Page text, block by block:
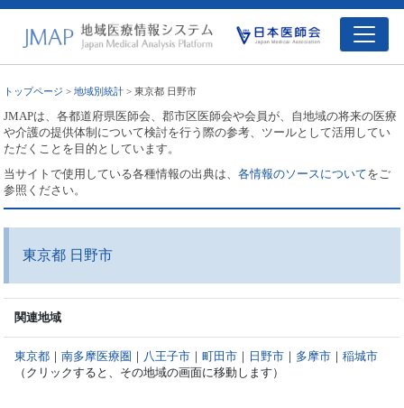
トップページ >地域別統計 > 東京都 日野市
JMAPは、各都道府県医師会、郡市区医師会や会員が、自地域の将来の医療
や介護の提供体制について検討を行う際の参考、ツールとして活用してい
ただくことを目的としています。
当サイトで使用している各種情報の出典は、各情報のソースについてをご
参照ください。
東京都 日野市
関連地域
東京都 ｜南多摩医療圏 ｜ 八王子市 ｜町田市 ｜ 日野市 ｜ 多摩市 ｜稲城市
（クリックすると、その地域の画面に移動します）